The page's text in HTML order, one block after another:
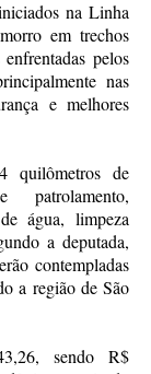
na Linha
em trechos
pelos
nas
e melhores
quilômetros de
água, limpeza
a deputada,
contempladas
a região de São
sendo R$